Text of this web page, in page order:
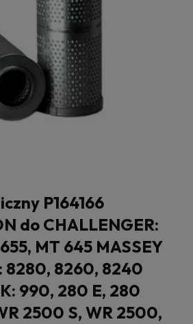
P164166
do CHALLENGER:
MT 645 MASSEY
8280, 8260, 8240
990, 280 E, 280
2500 S, WR 2500,